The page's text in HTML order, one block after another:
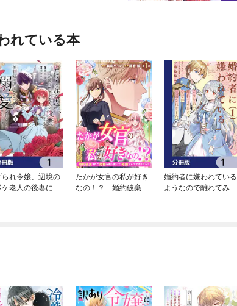
れている本
られ令嬢、辺境の
ケ老人の後妻にな
たかが女官の私が好き
なの！？ 婚約破棄さ
婚約者に嫌われている
ようなので離れてみた